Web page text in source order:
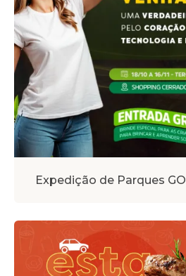
Expedição de Parques GO